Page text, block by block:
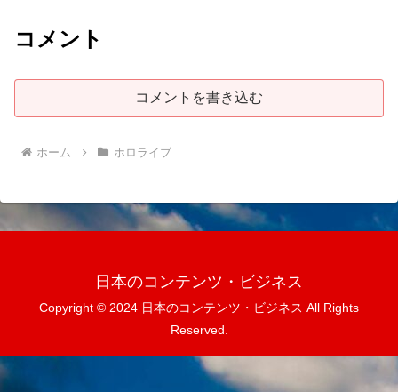
コメント
コメントを書き込む
ホーム ホロライブ
日本のコンテンツ・ビジネス
Copyright © 2024 日本のコンテンツ・ビジネス All Rights
Reserved.